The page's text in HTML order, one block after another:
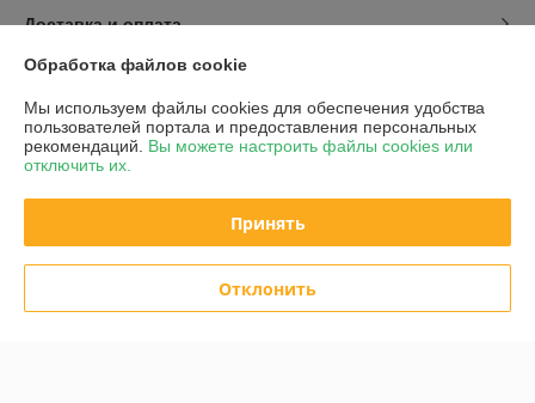
Доставка и оплата
График работы
Полная версия сайта
Сайт создан на платформе Deal.by
Обработка файлов cookie
Мы используем файлы cookies для обеспечения удобства
пользователей портала и предоставления персональных
рекомендаций. Вы можете настроить файлы cookies или
отключить их.
Принять
Отклонить